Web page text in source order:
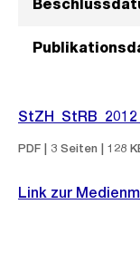
PDF | 3 Seiten | 128
Link zur